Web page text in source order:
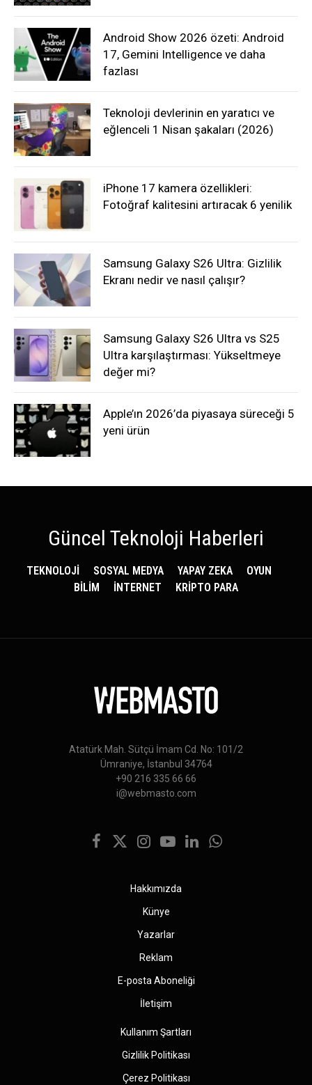
Android Show 2026 özeti: Android
17, Gemini Intelligence ve daha
fazlası
Teknoloji devlerinin en yaratıcı ve
eğlenceli 1 Nisan şakaları (2026)
iPhone 17 kamera özellikleri:
Fotoğraf kalitesini artıracak 6 yenilik
Samsung Galaxy S26 Ultra: Gizlilik
Ekranı nedir ve nasıl çalışır?
Samsung Galaxy S26 Ultra vs S25
Ultra karşılaştırması: Yükseltmeye
değer mi?
Apple’ın 2026’da piyasaya süreceği 5
yeni ürün
Güncel Teknoloji Haberleri
TEKNOLOJİ SOSYAL MEDYA YAPAY ZEKA
OYUN
BİLİM
İNTERNET KRİPTO PARA
Atatürk Mah. Sütçü İmam Cd. No: 101/2
Ümraniye, İstanbul 34764
+90 216 335 66 66
i@webmasto.com
Facebook
X
Instagram
YouTubeLinkedInWhatsApp
Hakkımızda
Künye
Yazarlar
Reklam
E-posta Aboneliği
İletişim
Kullanım Şartları
Gizlilik Politikası
Çerez Politikası